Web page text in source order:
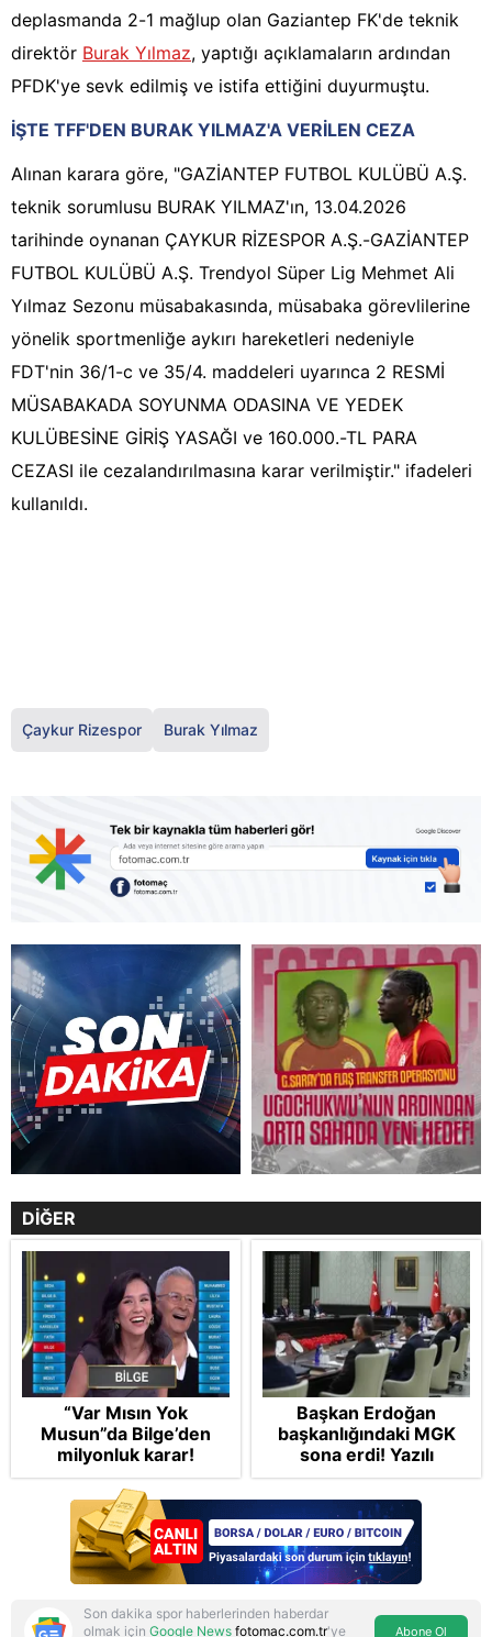
deplasmanda 2-1 mağlup olan Gaziantep FK'de teknik
direktör Burak Yılmaz, yaptığı açıklamaların ardından
PFDK'ye sevk edilmiş ve istifa ettiğini duyurmuştu.
İŞTE TFF'DEN BURAK YILMAZ'A VERİLEN CEZA
Alınan karara göre, "GAZİANTEP FUTBOL KULÜBÜ A.Ş.
teknik sorumlusu BURAK YILMAZ'ın, 13.04.2026
tarihinde oynanan ÇAYKUR RİZESPOR A.Ş.-GAZİANTEP
FUTBOL KULÜBÜ A.Ş. Trendyol Süper Lig Mehmet Ali
Yılmaz Sezonu müsabakasında, müsabaka görevlilerine
yönelik sportmenliğe aykırı hareketleri nedeniyle
FDT'nin 36/1-c ve 35/4. maddeleri uyarınca 2 RESMİ
MÜSABAKADA SOYUNMA ODASINA VE YEDEK
KULÜBESİNE GİRİŞ YASAĞI ve 160.000.-TL PARA
CEZASI ile cezalandırılmasına karar verilmiştir." ifadeleri
kullanıldı.
Çaykur Rizespor Burak Yılmaz
DİĞER
“Var Mısın Yok
Musun”da Bilge’den
milyonluk karar!
Başkan Erdoğan
başkanlığındaki MGK
sona erdi! Yazılı
açıklama geldi
Son dakika spor haberlerinden haberdar
olmak için Google News fotomac.com.tr'ye
Abone Ol